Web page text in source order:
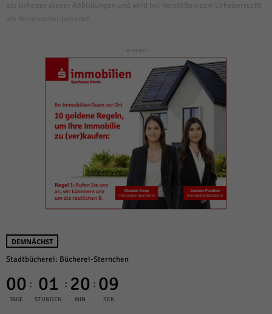
- Anzeige -
DEMNÄCHST
Stadtbücherei: Bücherei-Sternchen
00
TAGE
: 01
STUNDEN
: 20
MIN
: 09
SEK